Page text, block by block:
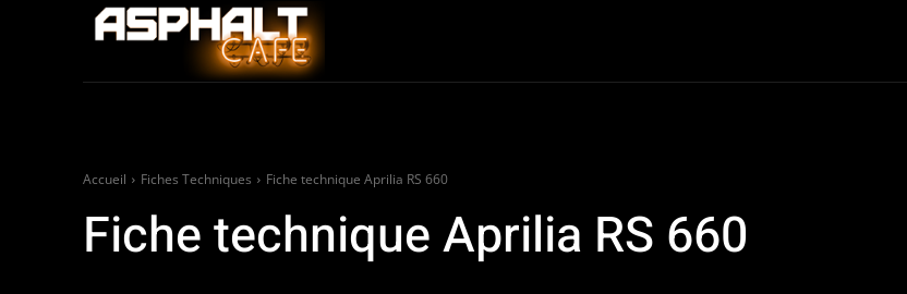
Accueil Fiches Techniques Fiche technique Aprilia RS 660
Fiche technique Aprilia RS 660